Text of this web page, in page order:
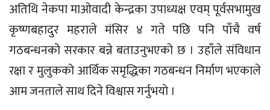
अतिथि नेकपा माओवादी केन्द्रका उपाध्यक्ष एवम् पूर्वसभामुख
कृष्णबहादुर महराले मंसिर ४ गते पछि पनि पाँचै वर्ष
गठबन्धनको सरकार बन्ने बताउनुभएको छ । उहाँले संविधान
रक्षा र मुलुकको आर्थिक समृद्धिका गठबन्धन निर्माण भएकाले
आम जनताले साथ दिने विश्वास गर्नुभयाे ।